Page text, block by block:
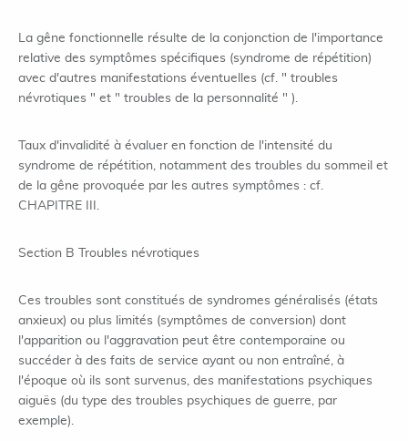
La gêne fonctionnelle résulte de la conjonction de l'importance
relative des symptômes spécifiques (syndrome de répétition)
avec d'autres manifestations éventuelles (cf. " troubles
névrotiques " et " troubles de la personnalité " ).
Taux d'invalidité à évaluer en fonction de l'intensité du
syndrome de répétition, notamment des troubles du sommeil et
de la gêne provoquée par les autres symptômes : cf.
CHAPITRE III.
Section B Troubles névrotiques
Ces troubles sont constitués de syndromes généralisés (états
anxieux) ou plus limités (symptômes de conversion) dont
l'apparition ou l'aggravation peut être contemporaine ou
succéder à des faits de service ayant ou non entraîné, à
l'époque où ils sont survenus, des manifestations psychiques
aiguës (du type des troubles psychiques de guerre, par
exemple).